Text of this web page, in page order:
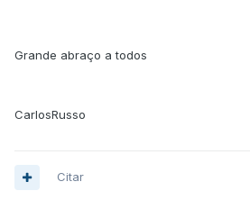
Grande abraço a todos
CarlosRusso
Citar